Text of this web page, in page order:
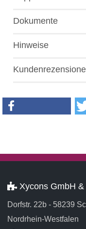
Dokumente
Hinweise
Xycons GmbH &
Dorfstr. 22b - 58239
Nordrhein-Westfalen